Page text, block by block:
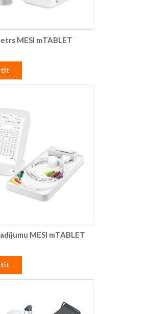
MESI mTABLET
MESI mTABLET